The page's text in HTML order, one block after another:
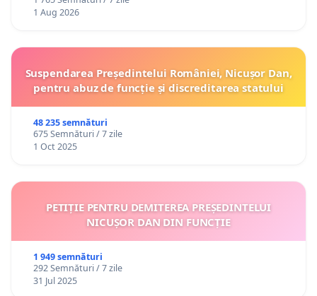
1 Aug 2026
Suspendarea Președintelui României, Nicușor Dan,
pentru abuz de funcție și discreditarea statului
48 235 semnături
675 Semnături / 7 zile
1 Oct 2025
PETIȚIE PENTRU DEMITEREA PREȘEDINTELUI
NICUȘOR DAN DIN FUNCȚIE
1 949 semnături
292 Semnături / 7 zile
31 Jul 2025